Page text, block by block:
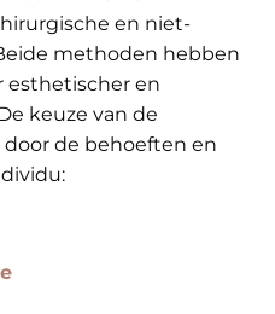
en niet-
methoden hebben
en
keuze van de
de behoeften en